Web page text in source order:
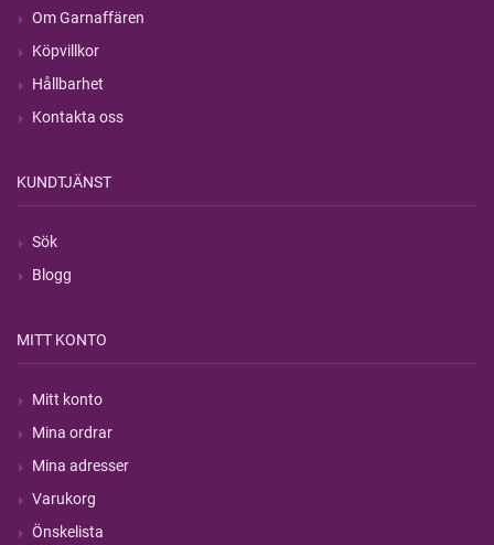
Om Garnaffären
Köpvillkor
Hållbarhet
Kontakta oss
KUNDTJÄNST
Sök
Blogg
MITT KONTO
Mitt konto
Mina ordrar
Mina adresser
Varukorg
Önskelista